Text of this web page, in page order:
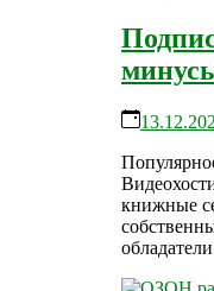
книжные